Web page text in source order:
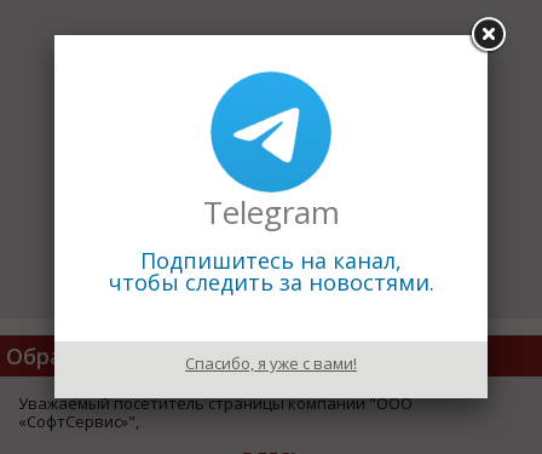
Обратная Связь
Уважаемый посетитель страницы компании "ООО
«СофтСервис»",
Telegram
Подпишитесь на канал,
чтобы следить за новостями.
Спасибо, я уже с вами!